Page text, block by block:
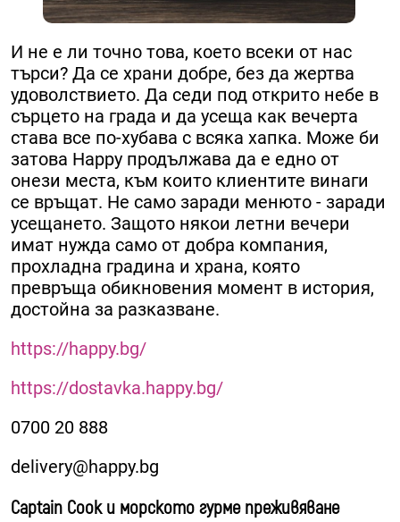
И не е ли точно това, което всеки от нас
търси? Да се храни добре, без да жертва
удоволствието. Да седи под открито небе в
сърцето на града и да усеща как вечерта
става все по-хубава с всяка хапка. Може би
затова Happy продължава да е едно от
онези места, към които клиентите винаги
се връщат. Не само заради менюто - заради
усещането. Защото някои летни вечери
имат нужда само от добра компания,
прохладна градина и храна, която
превръща обикновения момент в история,
достойна за разказване.
https://happy.bg/
https://dostavka.happy.bg/
0700 20 888
delivery@happy.bg
Captain Cook и морското гурме преживяване